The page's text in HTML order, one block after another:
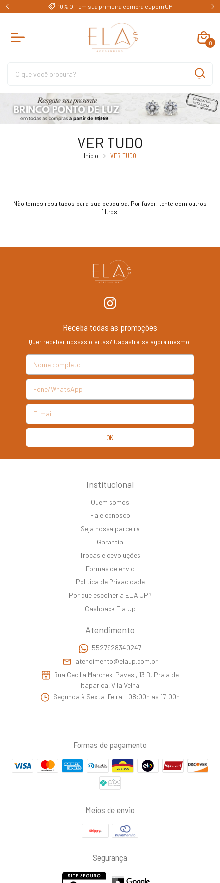
10% Off em sua primeira compra cupom UP
0
VER TUDO
Início VER TUDO
Não temos resultados para sua pesquisa. Por favor, tente com outros
filtros.
Receba todas as promoções
Quer receber nossas ofertas? Cadastre-se agora mesmo!
Institucional
Quem somos
Fale conosco
Seja nossa parceira
Garantia
Trocas e devoluções
Formas de envio
Politica de Privacidade
Por que escolher a ELA UP?
Cashback Ela Up
Atendimento
5527928340247
atendimento@elaup.com.br
Rua Cecilia Marchesi Pavesi, 13 B, Praia de
Itaparica, Vila Velha
Segunda à Sexta-Feira - 08:00h as 17:00h
Formas de pagamento
Meios de envio
Segurança